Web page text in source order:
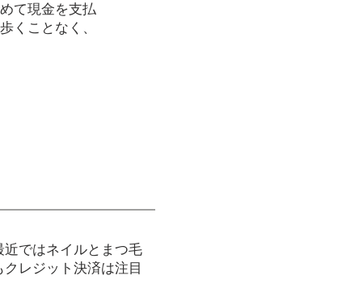
て現金を支払
くことなく、
ではネイルとまつ毛
レジット決済は注目